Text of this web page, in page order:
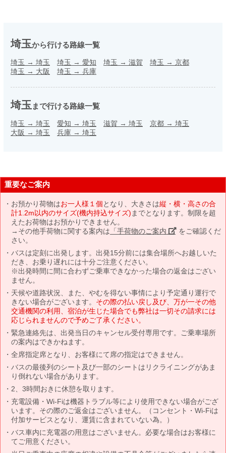
埼玉から行ける路線一覧
埼玉 → 埼玉 埼玉 → 愛知 埼玉 → 滋賀 埼玉 → 京都
埼玉 → 大阪 埼玉 → 兵庫
埼玉 まで行ける路線一覧
埼玉 → 埼玉 愛知 → 埼玉 滋賀 → 埼玉 京都 → 埼玉
大阪 → 埼玉 兵庫 → 埼玉
重要なご案内
お預かり荷物はお一人様１個となり、大きさは縦・横・高さの合
計1.2m以内のサイズ(機内持込サイズ) までとなります。制限を超
えたお荷物はお預かりできません。
→その他手荷物に関する案内は 「手荷物のご案内」 をご確認くだ
さい。
バスは定刻に出発します。出発15分前には集合場所へお越しいた
だき、お乗り遅れには十分ご注意ください。
※出発時間に間に合わずご乗車できなかった場合の返金はござい
ません。
天候や道路状況、また、やむを得ない事情により予定通り運行で
きない場合がございます。 その際の払い戻し及び、万が一その他
交通機関の利用、宿泊が生じた場合でも弊社は一切その請求には
応じられませんので予めご了承ください。
緊急連絡先は、出発当日のキャンセル受付専用です。ご乗車場所
の案内はできかねます。
全席指定席となり、お客様にて席の指定はできません。
バスの最後列のシート及び一部のシートはリクライニングがあま
り倒れない場合があります。
2、3時間おきに休憩を取ります。
充電設備・Wi-Fiは機器トラブル等により使用できない場合がござ
います。その際のご返金はございません。（コンセント・Wi-Fiは
付加サービスとなり、運賃に含まれていない為。）
バス車内に充電器の用意はございません。必要な場合はお客様に
てご用意ください。